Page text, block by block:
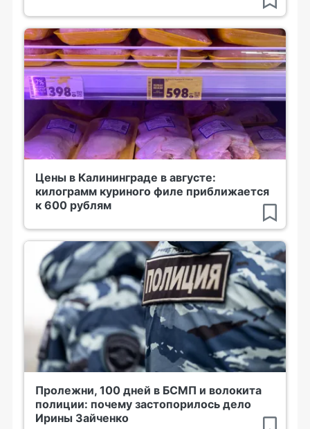
Цены в Калининграде в августе:
килограмм куриного филе приближается
к 600 рублям
Пролежни, 100 дней в БСМП и волокита
полиции: почему застопорилось дело
Ирины Зайченко